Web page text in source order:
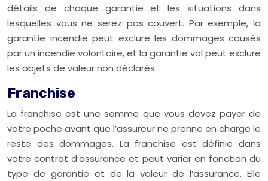
détails de chaque garantie et les situations dans
lesquelles vous ne serez pas couvert. Par exemple, la
garantie incendie peut exclure les dommages causés
par un incendie volontaire, et la garantie vol peut exclure
les objets de valeur non déclarés.
Franchise
La franchise est une somme que vous devez payer de
votre poche avant que l’assureur ne prenne en charge le
reste des dommages. La franchise est définie dans
votre contrat d’assurance et peut varier en fonction du
type de garantie et de la valeur de l’assurance. Elle